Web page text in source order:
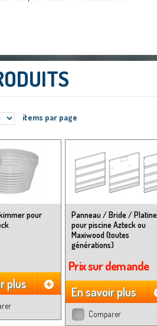
items par page
pour
plus
Panneau / Bride / Platine
pour piscine Azteck ou
Maxiwood (toutes
générations)
Prix sur demande
En savoir plus
Comparer